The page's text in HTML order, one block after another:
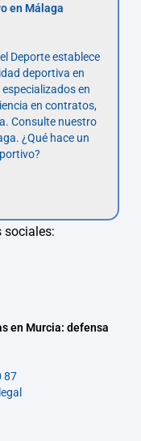
en Málaga
Deporte establece
deportiva en
en
en contratos,
Consulte nuestro
¿Qué hace un
sociales:
en Murcia: defensa
87